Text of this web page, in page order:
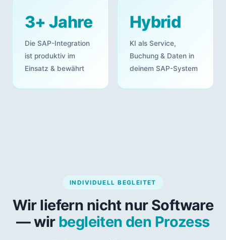
3+ Jahre
Die SAP-Integration
ist produktiv im
Einsatz & bewährt
Hybrid
KI als Service,
Buchung & Daten in
deinem SAP-System
INDIVIDUELL BEGLEITET
Wir liefern nicht nur Software
— wir begleiten den Prozess